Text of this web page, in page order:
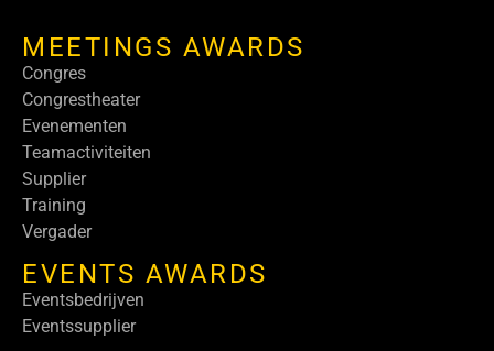
MEETINGS AWARDS
Congres
Congrestheater
Evenementen
Teamactiviteiten
Supplier
Training
Vergader
EVENTS AWARDS
Eventsbedrijven
Eventssupplier